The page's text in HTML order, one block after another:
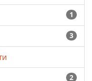
1
3
2